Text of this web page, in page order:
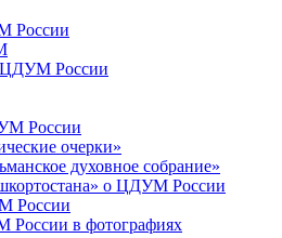
России
России
России
очерки»
духовное собрание»
о ЦДУМ России
России
в фотографиях